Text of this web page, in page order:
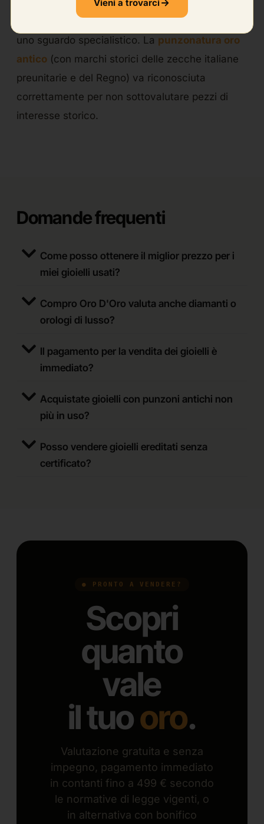
Per gioielli antichi, l’oro antico valore
uno sguardo specialistico. La punzonatura oro
antico (con marchi storici delle zecche italiane
preunitarie e del Regno) va riconosciuta
correttamente per non sottovalutare pezzi di
interesse storico.
Domande frequenti
Come posso ottenere il miglior prezzo per i
miei gioielli usati?
Compro Oro D'Oro valuta anche diamanti o
orologi di lusso?
Il pagamento per la vendita dei gioielli è
immediato?
Acquistate gioielli con punzoni antichi non
più in uso?
Posso vendere gioielli ereditati senza
certificato?
● PRONTO A VENDERE?
Scopri
quanto
vale
il tuooro.
Valutazione gratuita e senza
impegno, pagamento immediato
in contanti fino a 499 € secondo
le normative di legge vigenti, o
in alternativa con bonifico
Vieni a trovarci